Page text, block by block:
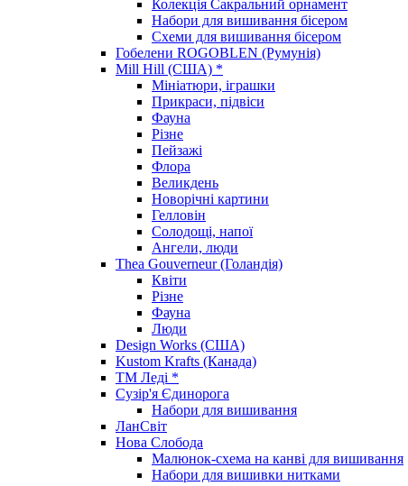
Колекція Сакральний орнамент
Набори для вишивання бісером
Схеми для вишивання бісером
Гобелени ROGOBLEN (Румунія)
Mill Hill (США) *
Мініатюри, іграшки
Прикраси, підвіси
Фауна
Різне
Пейзажі
Флора
Великдень
Новорічні картини
Гелловін
Солодощі, напої
Ангели, люди
Thea Gouverneur (Голандія)
Квіти
Різне
Фауна
Люди
Design Works (США)
Kustom Krafts (Канада)
ТМ Леді *
Сузір'я Єдинорога
Набори для вишивання
ЛанСвіт
Нова Слобода
Малюнок-схема на канві для вишивання
Набори для вишивки нитками